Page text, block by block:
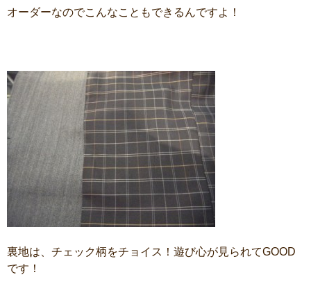
オーダーなのでこんなこともできるんですよ！
裏地は、チェック柄をチョイス！遊び心が見られてGOOD
です！